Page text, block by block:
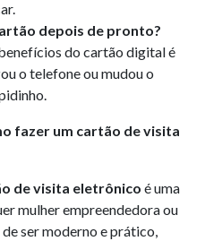
depois de pronto?
do cartão digital é
o telefone ou mudou o
fazer um cartão de visita
de visita eletrônico é uma
mulher empreendedora ou
ser moderno e prático,